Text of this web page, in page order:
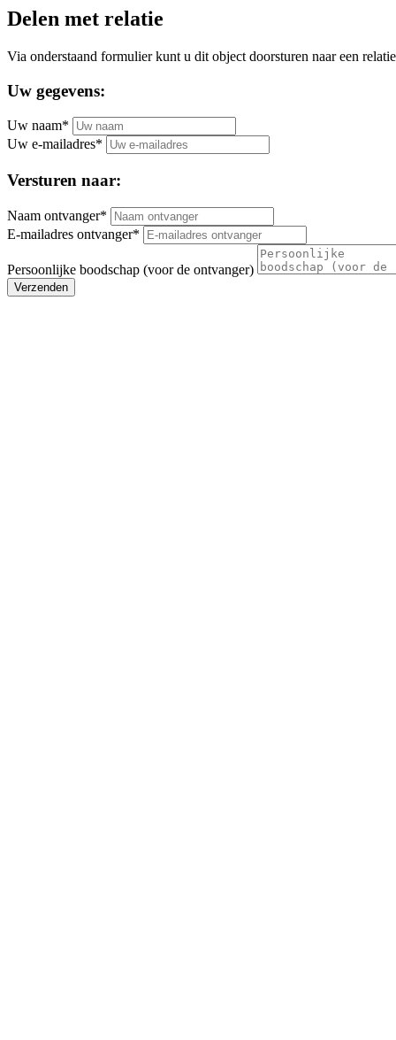
Delen met relatie
Via onderstaand formulier kunt u dit object doorsturen naar een
Uw gegevens:
Uw naam*
Uw e-mailadres*
Versturen naar:
Naam ontvanger*
E-mailadres ontvanger*
Persoonlijke boodschap (voor de ontvanger)
Verzenden